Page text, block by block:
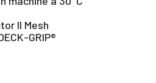
II Mesh
GRIP®